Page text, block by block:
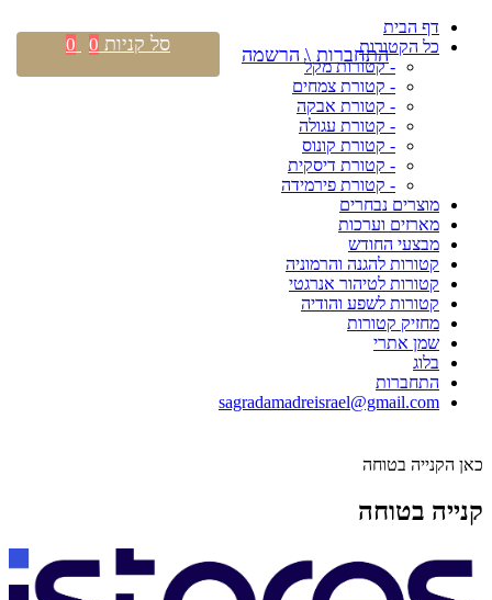
דף הבית
כל הקטורות
- קטורות מקל
- קטורת צמחים
- קטורת אבקה
- קטורת עגולה
- קטורת קונוס
- קטורת דיסקית
- קטורת פירמידה
מוצרים נבחרים
מארזים וערכות
מבצעי החודש
קטורות להגנה והרמוניה
קטורות לטיהור אנרגטי
קטורות לשפע והודיה
מחזיק קטורות
שמן אתרי
בלוג
התחברות
sagradamadreisrael@gmail.com
כאן הקנייה בטוחה
קנייה בטוחה
התחברות \ הרשמה סל קניות 0
0